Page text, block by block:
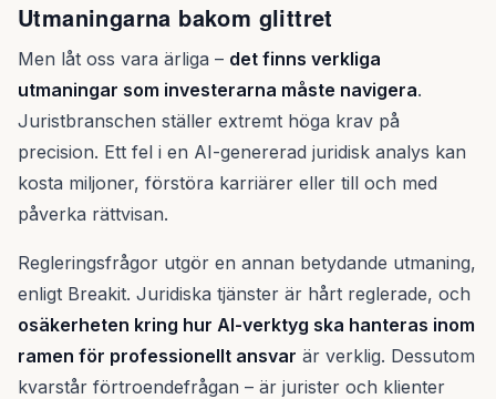
Utmaningarna bakom glittret
Men låt oss vara ärliga – det finns verkliga
utmaningar som investerarna måste navigera.
Juristbranschen ställer extremt höga krav på
precision. Ett fel i en AI-genererad juridisk analys kan
kosta miljoner, förstöra karriärer eller till och med
påverka rättvisan.
Regleringsfrågor utgör en annan betydande utmaning,
enligt Breakit. Juridiska tjänster är hårt reglerade, och
osäkerheten kring hur AI-verktyg ska hanteras inom
ramen för professionellt ansvar är verklig. Dessutom
kvarstår förtroendefrågan – är jurister och klienter